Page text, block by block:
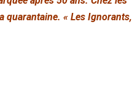
quarantaine. « Les Ignorants,